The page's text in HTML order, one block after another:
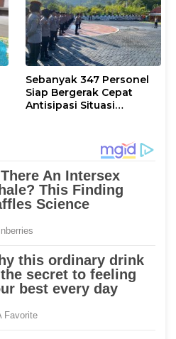
Sebanyak 347 Personel
Siap Bergerak Cepat
Antisipasi Situasi